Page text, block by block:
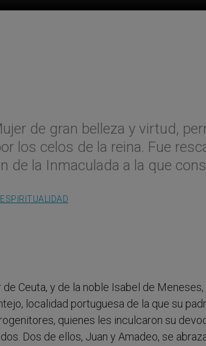
de gran belleza y virtud,
los celos de la reina. Fue
de la Inmaculada a la que
ESPIRITUALIDAD
Ceuta, y de la noble Isabel de
localidad portuguesa de la que su
quienes les inculcaron su
Dos de ellos, Juan y Amadeo, se